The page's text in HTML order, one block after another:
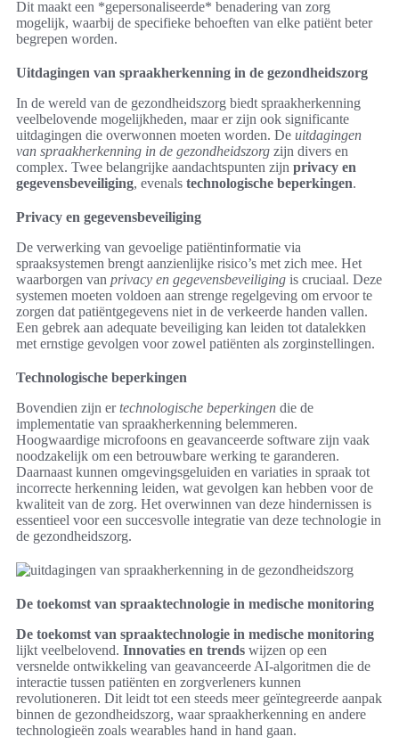
Dit maakt een *gepersonaliseerde* benadering van zorg
mogelijk, waarbij de specifieke behoeften van elke patiënt beter
begrepen worden.
Uitdagingen van spraakherkenning in de gezondheidszorg
In de wereld van de gezondheidszorg biedt spraakherkenning
veelbelovende mogelijkheden, maar er zijn ook significante
uitdagingen die overwonnen moeten worden. De uitdagingen
van spraakherkenning in de gezondheidszorg zijn divers en
complex. Twee belangrijke aandachtspunten zijn privacy en
gegevensbeveiliging, evenals technologische beperkingen.
Privacy en gegevensbeveiliging
De verwerking van gevoelige patiëntinformatie via
spraaksystemen brengt aanzienlijke risico’s met zich mee. Het
waarborgen van privacy en gegevensbeveiliging is cruciaal. Deze
systemen moeten voldoen aan strenge regelgeving om ervoor te
zorgen dat patiëntgegevens niet in de verkeerde handen vallen.
Een gebrek aan adequate beveiliging kan leiden tot datalekken
met ernstige gevolgen voor zowel patiënten als zorginstellingen.
Technologische beperkingen
Bovendien zijn ertechnologische beperkingen die de
implementatie van spraakherkenning belemmeren.
Hoogwaardige microfoons en geavanceerde software zijn vaak
noodzakelijk om een betrouwbare werking te garanderen.
Daarnaast kunnen omgevingsgeluiden en variaties in spraak tot
incorrecte herkenning leiden, wat gevolgen kan hebben voor de
kwaliteit van de zorg. Het overwinnen van deze hindernissen is
essentieel voor een succesvolle integratie van deze technologie in
de gezondheidszorg.
De toekomst van spraaktechnologie in medische monitoring
De toekomst van spraaktechnologie in medische monitoring
lijkt veelbelovend. Innovaties en trends wijzen op een
versnelde ontwikkeling van geavanceerde AI-algoritmen die de
interactie tussen patiënten en zorgverleners kunnen
revolutioneren. Dit leidt tot een steeds meer geïntegreerde aanpak
binnen de gezondheidszorg, waar spraakherkenning en andere
technologieën zoals wearables hand in hand gaan.